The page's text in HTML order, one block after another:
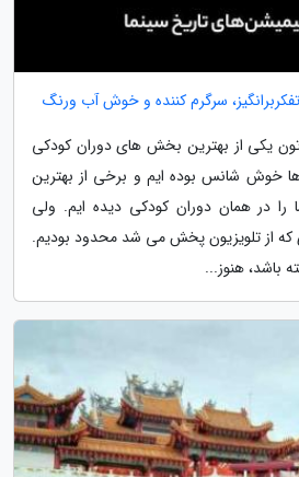
سرگرم کننده و خوش آب ورنگ
یکی از بهترین بخش های دوران کودکی
خوش شانس بوده ایم و برخی از بهترین
را در همان دوران کودکی دیده ایم. ولی
که از تلویزیون پخش می شد محدود بودیم.
باشد، هنوز...